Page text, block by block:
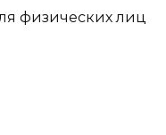
физических лиц